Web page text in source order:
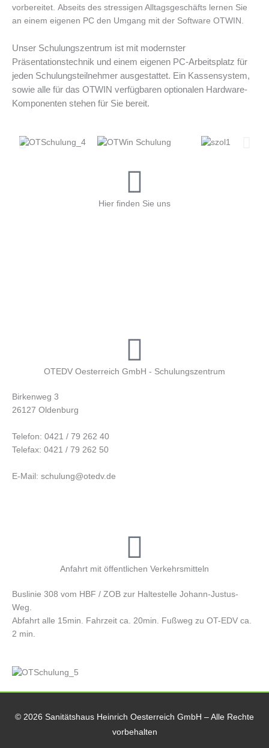
vorbereitet. Abseits des stressigen Alltagsgeschäfts lernen Sie
an einem eigenen PC den Umgang mit der Software OTWIN.
Unser Schulungszentrum ist mit modernster
Präsentationstechnik und einem eigenen PC-Arbeitsplatz für
jeden Schulungsteilnehmer ausgestattet. Ein Kassensystem,
sowie alle für das OTWIN verfügbaren optionalen Hardware-
Komponenten stehen für Sie bereit.
Hier finden Sie uns
OTEDV Oesterreich GmbH - Schulungszentrum
Birkenweg 3
26127 Oldenburg
Telefon: 0421 / 79 262 40
Telefax: 0421 / 79 262 50
E-Mail: schulung@otedv.de
Anfahrt mit öffentlichen Verkehrsmitteln
Buslinie 308 vom HBF / ZOB zur Haltestelle Johann-Justus-
Weg.
Abfahrt alle 15min. Fahrzeit ca. 20min. Fußweg zu OT-EDV ca.
2 min.
© 2026 Sanitätshaus Heinrich Oesterreich GmbH – Alle Rechte
vorbehalten